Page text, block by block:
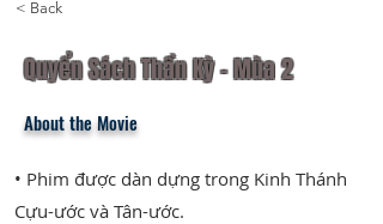
< Back
Quyển Sách Thần Kỳ - Mùa 2
About the Movie
• Phim được dàn dựng trong Kinh Thánh
Cựu-ước và Tân-ước.